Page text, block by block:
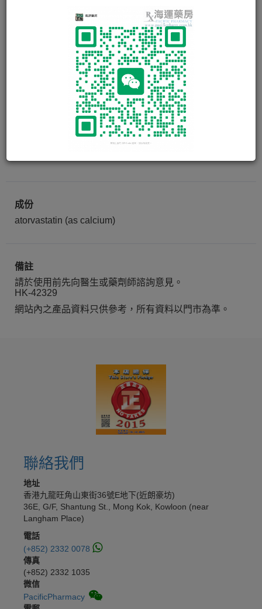
膽固清 LIPITOR TAB 20MG
成份
atorvastatin (as calcium)
備註
請於使用前先向醫生或藥劑師諮詢意見。
HK-42329
網站內之產品資料只供參考，所有資料以門市為準。
聯絡我們
地址
香港九龍旺角山東街36號E地下(近朗豪坊)
36E, G/F, Shantung St., Mong Kok, Kowloon (near
Langham Place)
電話
(+852) 2332 0078
傳真
(+852) 2332 1035
微信
PacificPharmacy